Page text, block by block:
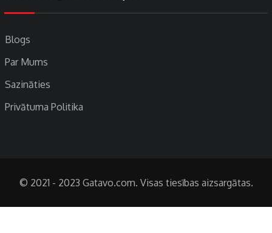
Blogs
Par Mums
Sazināties
Privātuma Politika
© 2021 - 2023 Gatavo.com. Visas tiesības aizsargātas.